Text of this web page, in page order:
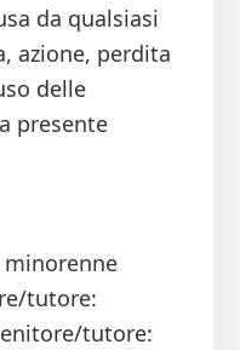
da qualsiasi
azione, perdita
delle
presente
tutore:
tutore: